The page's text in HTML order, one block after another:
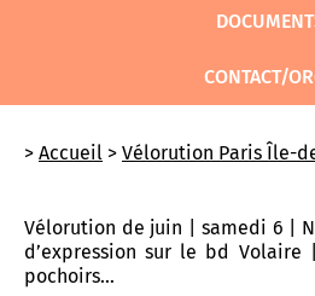
CONTACT/
> Accueil > Vélorution Paris Île-
Vélorution de juin | samedi 6 |
d’expression sur le bd Volaire
pochoirs…